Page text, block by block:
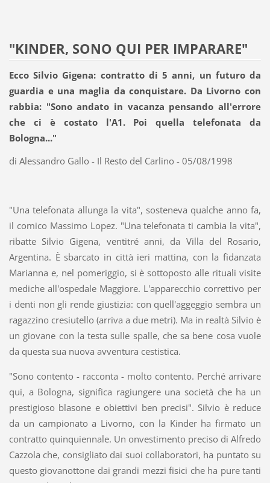
"KINDER, SONO QUI PER IMPARARE"
Ecco Silvio Gigena: contratto di 5 anni, un futuro da
guardia e una maglia da conquistare. Da Livorno con
rabbia: "Sono andato in vacanza pensando all'errore
che ci è costato l'A1. Poi quella telefonata da
Bologna..."
di Alessandro Gallo - Il Resto del Carlino - 05/08/1998
"Una telefonata allunga la vita", sosteneva qualche anno fa,
il comico Massimo Lopez. "Una telefonata ti cambia la vita",
ribatte Silvio Gigena, ventitré anni, da Villa del Rosario,
Argentina. È sbarcato in città ieri mattina, con la fidanzata
Marianna e, nel pomeriggio, si è sottoposto alle rituali visite
mediche all'ospedale Maggiore. L'apparecchio correttivo per
i denti non gli rende giustizia: con quell'aggeggio sembra un
ragazzino cresiutello (arriva a due metri). Ma in realtà Silvio è
un giovane con la testa sulle spalle, che sa bene cosa vuole
da questa sua nuova avventura cestistica.
"Sono contento - racconta - molto contento. Perché arrivare
qui, a Bologna, significa ragiungere una società che ha un
prestigioso blasone e obiettivi ben precisi". Silvio è reduce
da un campionato a Livorno, con la Kinder ha firmato un
contratto quinquiennale. Un onvestimento preciso di Alfredo
Cazzola che, consigliato dai suoi collaboratori, ha puntato su
questo giovanottone dai grandi mezzi fisici che ha pure tanti